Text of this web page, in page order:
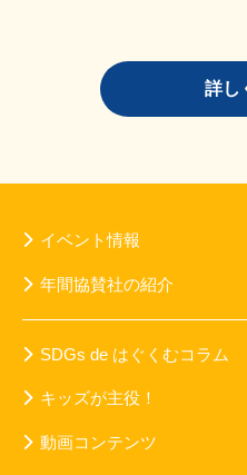
詳し
イベント情報
年間協賛社の紹介
SDGs de はぐくむコラム
キッズが主役！
動画コンテンツ